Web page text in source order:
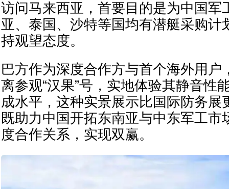
访问马来西亚，首要目的是为中国军
亚、泰国、沙特等国均有潜艇采购计
持观望态度。
巴方作为深度合作方与首个海外用户
离参观“汉果”号，实地体验其静音性
成水平，这种实景展示比国际防务展
既助力中国开拓东南亚与中东军工市
度合作关系，实现双赢。